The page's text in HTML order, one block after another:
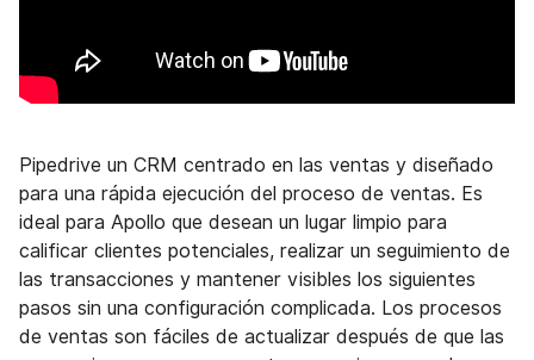
Pipedrive un CRM centrado en las ventas y diseñado
para una rápida ejecución del proceso de ventas. Es
ideal para Apollo que desean un lugar limpio para
calificar clientes potenciales, realizar un seguimiento de
las transacciones y mantener visibles los siguientes
pasos sin una configuración complicada. Los procesos
de ventas son fáciles de actualizar después de que las